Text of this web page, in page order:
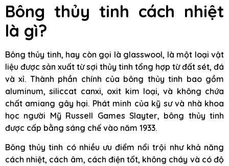
Bông thủy tinh cách nhiệt
là gì?
Bông thủy tinh, hay còn gọi là glasswool, là một loại vật
liệu được sản xuất từ sợi thủy tinh tổng hợp từ đất sét, đá
và xỉ. Thành phần chính của bông thủy tinh bao gồm
aluminum, siliccat canxi, oxit kim loại, và không chứa
chất amiang gây hại. Phát minh của kỹ sư và nhà khoa
học người Mỹ Russell Games Slayter, bông thủy tinh
được cấp bằng sáng chế vào năm 1933.
Bông thủy tinh có nhiều ưu điểm nổi trội như khả năng
cách nhiệt, cách âm, cách điện tốt, không cháy và có độ